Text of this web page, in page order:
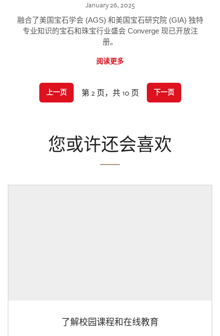
January 26, 2025
融合了美国宝石学会 (AGS) 和美国宝石研究院 (GIA) 独特
专业知识的宝石和珠宝行业盛会 Converge 现已开放注
册。
阅读更多
上一页 第 2 页，共 10 页 下一页
您或许还会喜欢
了解校园课程和在线教育